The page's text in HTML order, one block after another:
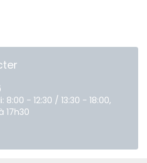
- 12:30 / 13:30 - 18:00,
17h30